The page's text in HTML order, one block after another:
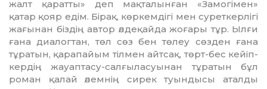
жалт қаратты» деп мақталынған «Замогімен»
қатар қояр едім. Бірақ, көркемдігі мен суреткерлігі
жағынан біздің автор әлдеқайда жоғары тұр. Ылғи
ғана диалогтан, төл сөз бен төлеу сөзден ғана
тұратын, қарапайым тілмен айтсақ, төрт-бес кейіп­
кердің жауаптасу-салғыласуынан тұра­тын бұл
роман қалай әлемнің си­рек туындысы аталды